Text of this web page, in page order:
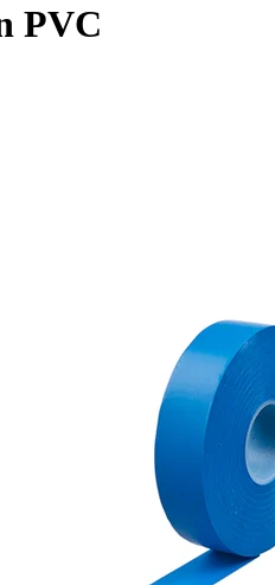
PVC